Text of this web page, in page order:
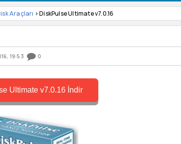
Araçları > DiskPulse Ultimate v7.0.16
19:53 0
Ultimate v7.0.16 İndir